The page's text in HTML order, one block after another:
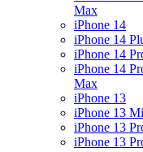
Max
iPhone 14
iPhone 14
iPhone 14
iPhone 14
Max
iPhone 13
iPhone 13
iPhone 13
iPhone 13